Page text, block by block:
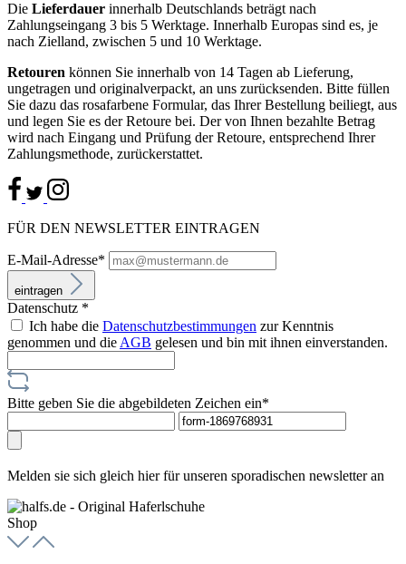
Die Lieferdauer innerhalb Deutschlands beträgt nach
Zahlungseingang 3 bis 5 Werktage. Innerhalb Europas sind es, je
nach Zielland, zwischen 5 und 10 Werktage.
Retouren können Sie innerhalb von 14 Tagen ab Lieferung,
ungetragen und originalverpackt, an uns zurücksenden. Bitte füllen
Sie dazu das rosafarbene Formular, das Ihrer Bestellung beiliegt, aus
und legen Sie es der Retoure bei. Der von Ihnen bezahlte Betrag
wird nach Eingang und Prüfung der Retoure, entsprechend Ihrer
Zahlungsmethode, zurückerstattet.
FÜR DEN NEWSLETTER EINTRAGEN
E-Mail-Adresse*
eintragen
Datenschutz *
Ich habe die Datenschutzbestimmungen zur Kenntnis
genommen und die AGB gelesen und bin mit ihnen einverstanden.
Bitte geben Sie die abgebildeten Zeichen ein*
Melden sie sich gleich hier für unseren sporadischen newsletter an
Shop